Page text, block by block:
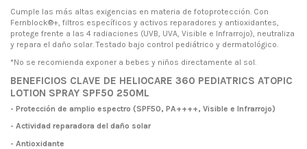
Cumple las más altas exigencias en materia de fotoprotección. Con
Fernblock®+, filtros específicos y activos reparadores y antioxidantes,
protege frente a las 4 radiaciones (UVB, UVA, Visible e Infrarrojo), neutraliza
y repara el daño solar. Testado bajo control pediátrico y dermatológico.
*No se recomienda exponer a bebes y niños directamente al sol.
BENEFICIOS CLAVE DE HELIOCARE 360 PEDIATRICS ATOPIC
LOTION SPRAY SPF50 250ML
- Protección de amplio espectro (SPF50, PA++++, Visible e Infrarrojo)
- Actividad reparadora del daño solar
- Antioxidante